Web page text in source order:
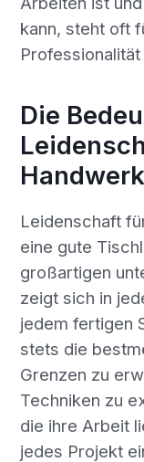
kann, steht oft
Die
Leidenschaft
eine gute
großartigen
zeigt sich in
jedem fertigen
stets die
Grenzen zu
Techniken zu
die ihre Arbeit
jedes Projekt